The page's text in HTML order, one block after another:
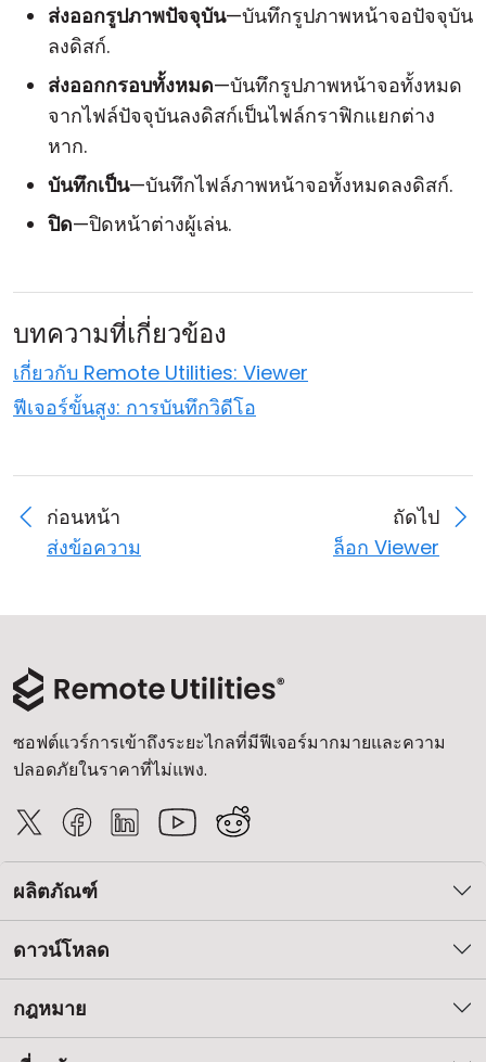
ส่งออกรูปภาพปัจจุบัน—บันทึกรูปภาพหน้าจอปัจจุบัน
ลงดิสก์.
ส่งออกกรอบทั้งหมด—บันทึกรูปภาพหน้าจอทั้งหมด
จากไฟล์ปัจจุบันลงดิสก์เป็นไฟล์กราฟิกแยกต่าง
หาก.
บันทึกเป็น—บันทึกไฟล์ภาพหน้าจอทั้งหมดลงดิสก์.
ปิด—ปิดหน้าต่างผู้เล่น.
บทความที่เกี่ยวข้อง
เกี่ยวกับ Remote Utilities: Viewer
ฟีเจอร์ขั้นสูง: การบันทึกวิดีโอ
ก่อนหน้า
ส่งข้อความ
ถัดไป
ล็อก Viewer
ซอฟต์แวร์การเข้าถึงระยะไกลที่มีฟีเจอร์มากมายและความ
ปลอดภัยในราคาที่ไม่แพง.
ผลิตภัณฑ์
ดาวน์โหลด
กฎหมาย